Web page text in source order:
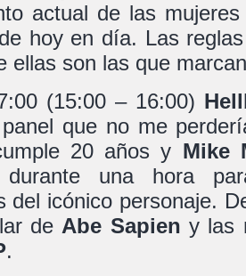
actual de las
hoy en día. Las
ellas son las que
(15:00 – 16:00)
que no me
20 años y Mike
durante una hora
del icónico personaje.
de Abe Sapien y las
.